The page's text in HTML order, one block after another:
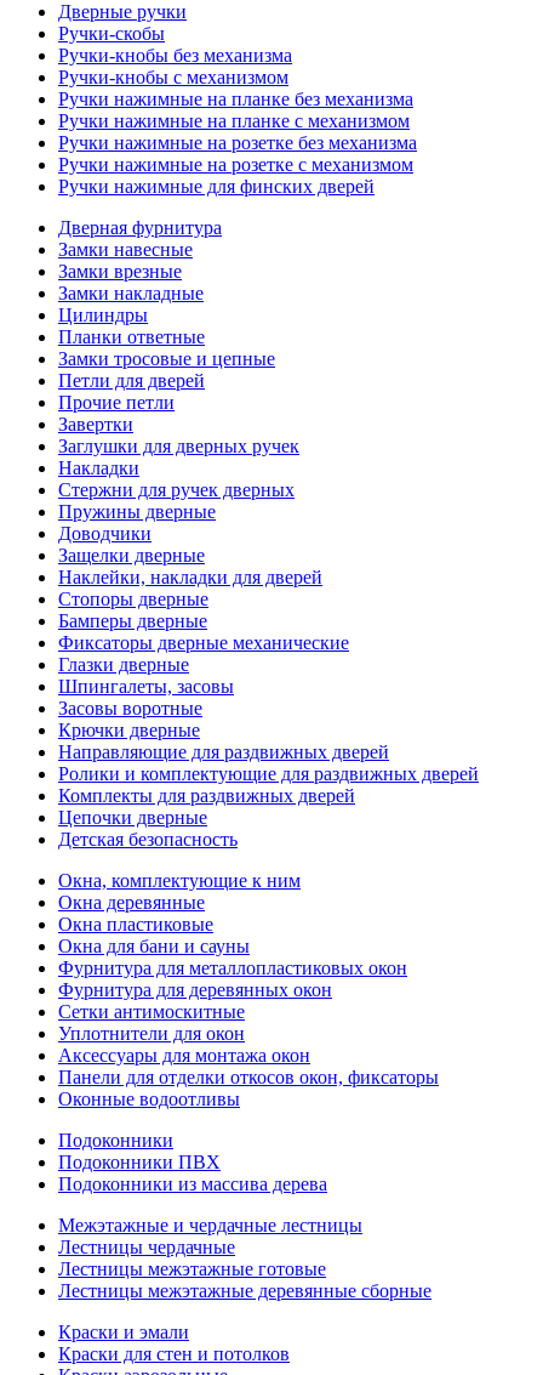
Дверные ручки
Ручки-скобы
Ручки-кнобы без механизма
Ручки-кнобы с механизмом
Ручки нажимные на планке без механизма
Ручки нажимные на планке с механизмом
Ручки нажимные на розетке без механизма
Ручки нажимные на розетке с механизмом
Ручки нажимные для финских дверей
Дверная фурнитура
Замки навесные
Замки врезные
Замки накладные
Цилиндры
Планки ответные
Замки тросовые и цепные
Петли для дверей
Прочие петли
Завертки
Заглушки для дверных ручек
Накладки
Стержни для ручек дверных
Пружины дверные
Доводчики
Защелки дверные
Наклейки, накладки для дверей
Стопоры дверные
Бамперы дверные
Фиксаторы дверные механические
Глазки дверные
Шпингалеты, засовы
Засовы воротные
Крючки дверные
Направляющие для раздвижных дверей
Ролики и комплектующие для раздвижных дверей
Комплекты для раздвижных дверей
Цепочки дверные
Детская безопасность
Окна, комплектующие к ним
Окна деревянные
Окна пластиковые
Окна для бани и сауны
Фурнитура для металлопластиковых окон
Фурнитура для деревянных окон
Сетки антимоскитные
Уплотнители для окон
Аксессуары для монтажа окон
Панели для отделки откосов окон, фиксаторы
Оконные водоотливы
Подоконники
Подоконники ПВХ
Подоконники из массива дерева
Межэтажные и чердачные лестницы
Лестницы чердачные
Лестницы межэтажные готовые
Лестницы межэтажные деревянные сборные
Краски и эмали
Краски для стен и потолков